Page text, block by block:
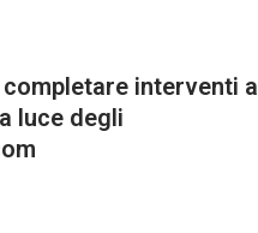
interventi a
luce degli